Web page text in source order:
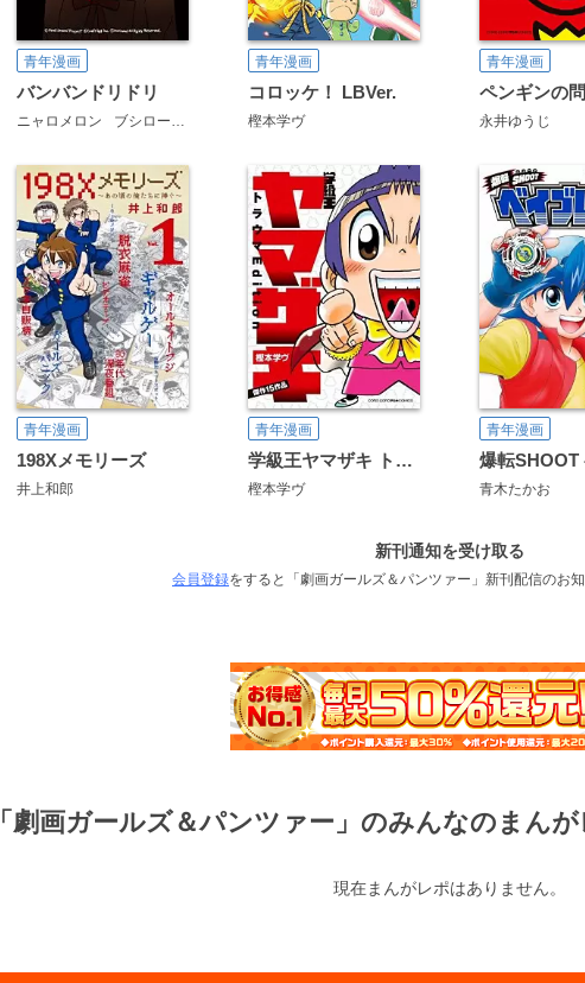
青年漫画
バンバンドリドリ
ニャロメロン ブシロード
青年漫画
コロッケ！ LBVer.
樫本学ヴ
青年漫画
永井ゆうじ
青年漫画
198Xメモリーズ
井上和郎
青年漫画
学級王ヤマザキ トラウマEdition
樫本学ヴ
青年漫画
青木たかお
新刊通知を受け取る
会員登録をすると「劇画ガールズ＆パンツァー」新刊配信のお
「劇画ガールズ＆パンツァー」のみんなのまん
現在まんがレポはありません。